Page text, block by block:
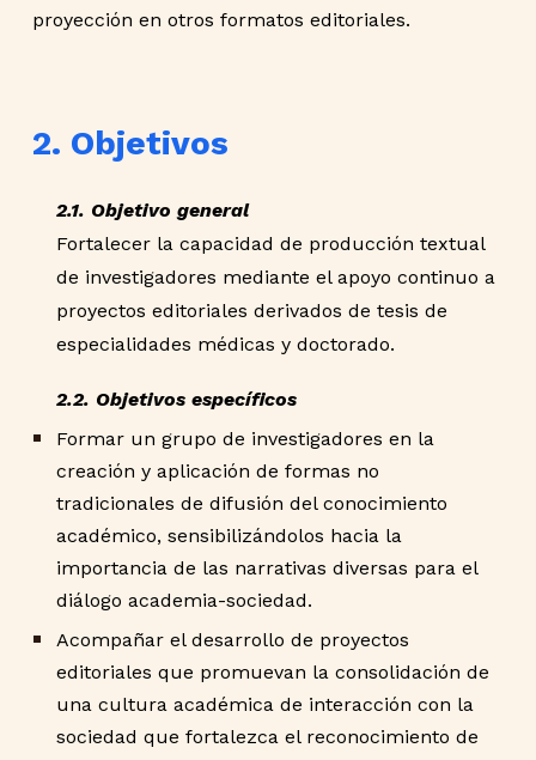
proyección en otros formatos editoriales.
2. Objetivos
2.1. Objetivo general
Fortalecer la capacidad de producción textual
de investigadores mediante el apoyo continuo a
proyectos editoriales derivados de tesis de
especialidades médicas y doctorado.
2.2. Objetivos específicos
Formar un grupo de investigadores en la
creación y aplicación de formas no
tradicionales de difusión del conocimiento
académico, sensibilizándolos hacia la
importancia de las narrativas diversas para el
diálogo academia-sociedad.
Acompañar el desarrollo de proyectos
editoriales que promuevan la consolidación de
una cultura académica de interacción con la
sociedad que fortalezca el reconocimiento de